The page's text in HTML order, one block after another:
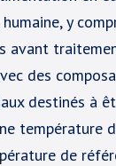
y
avant
des
destinés à
température
de